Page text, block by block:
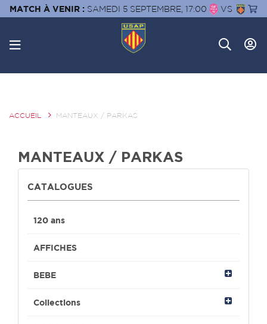
MATCH À VENIR : SAMEDI 5 SEPTEMBRE, 17:00 VS
ACCUEIL MANTEAUX / PARKAS
MANTEAUX / PARKAS
CATALOGUES
120 ans
AFFICHES
BEBE
Collections